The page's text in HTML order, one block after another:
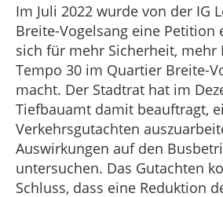
Im Juli 2022 wurde von der IG
Breite-Vogelsang eine Petition
sich für mehr Sicherheit, mehr
Tempo 30 im Quartier Breite-
macht. Der Stadtrat hat im
Tiefbauamt damit beauftragt,
Verkehrsgutachten
Auswirkungen auf den
untersuchen. Das Gutachten
Schluss, dass eine Reduktion